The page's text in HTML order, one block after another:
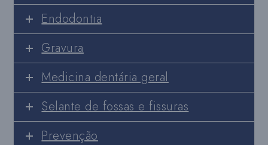
Endodontia
Gravura
Medicina dentária geral
Selante de fossas e fissuras
Prevenção